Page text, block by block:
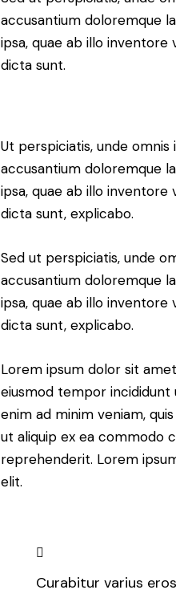
accusantium doloremque
ipsa, quae ab illo
dicta sunt.
Ut perspiciatis, unde
accusantium doloremque
ipsa, quae ab illo
dicta sunt, explicabo.
Sed ut perspiciatis, unde
accusantium doloremque
ipsa, quae ab illo
dicta sunt, explicabo.
Lorem ipsum dolor sit
eiusmod tempor incididunt
enim ad minim veniam,
ut aliquip ex ea commodo
reprehenderit. Lorem
elit.
Curabitur varius